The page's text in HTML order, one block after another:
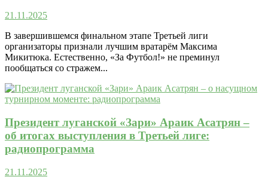
21.11.2025
В завершившемся финальном этапе Третьей лиги
организаторы признали лучшим вратарём Максима
Микитюка. Естественно, «За Футбол!» не преминул
пообщаться со стражем...
Президент луганской «Зари» Араик Асатрян –
об итогах выступления в Третьей лиге:
радиопрограмма
21.11.2025